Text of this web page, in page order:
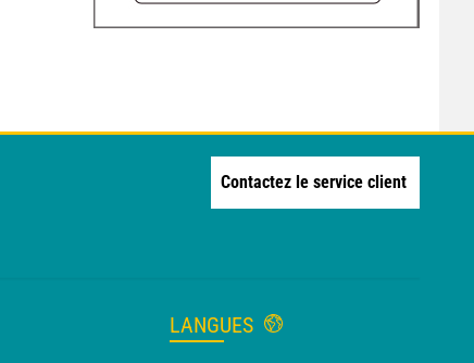
Contactez le service client
LANGUES